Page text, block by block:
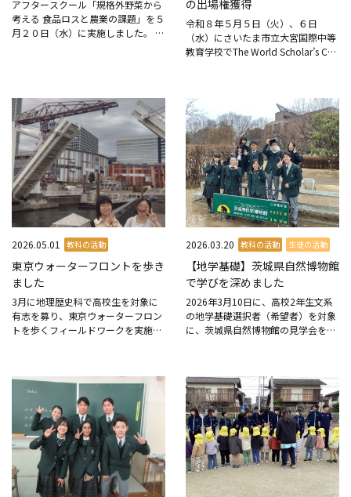
アフタースクール「規格外野菜から
考える 食品ロスと農業の課題」を５
月２０日（水）に実施しました。 茨
の出場権獲得
令和８年５月５日（火）、６日
（水）にさいたま市立大宮国際中等
教育学校でThe World Scholar’s Cup
2026.05.01 教科の活動
東京ウォーターフロントを歩き
ました
3月に地理歴史科で高校生を対象に
有志を募り、東京ウォーターフロン
トを歩くフィールドワークを実施し
街」新木場の産業について体験...
2026.03.20 教科の活動 生徒の活動
【地学基礎】茨城県自然博物館
で学びを深めました
2026年3月10日に、高校2年生文系
の地学基礎選択者（希望者）を対象
に、茨城県自然博物館の見学会を実
や資料と結び付いた理...